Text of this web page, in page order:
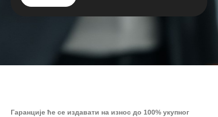
Гаранције ће се издавати на износ до 100% укупног